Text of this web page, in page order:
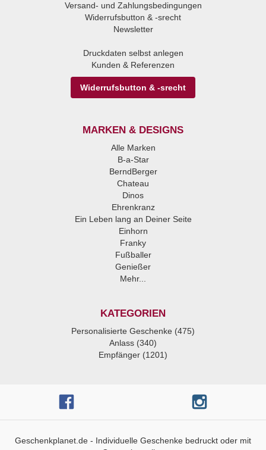
Versand- und Zahlungsbedingungen
Widerrufsbutton & -srecht
Newsletter
Druckdaten selbst anlegen
Kunden & Referenzen
Widerrufsbutton & -srecht
MARKEN & DESIGNS
Alle Marken
B-a-Star
BerndBerger
Chateau
Dinos
Ehrenkranz
Ein Leben lang an Deiner Seite
Einhorn
Franky
Fußballer
Genießer
Mehr...
KATEGORIEN
Personalisierte Geschenke (475)
Anlass (340)
Empfänger (1201)
Geschenkplanet.de - Individuelle Geschenke bedruckt oder mit